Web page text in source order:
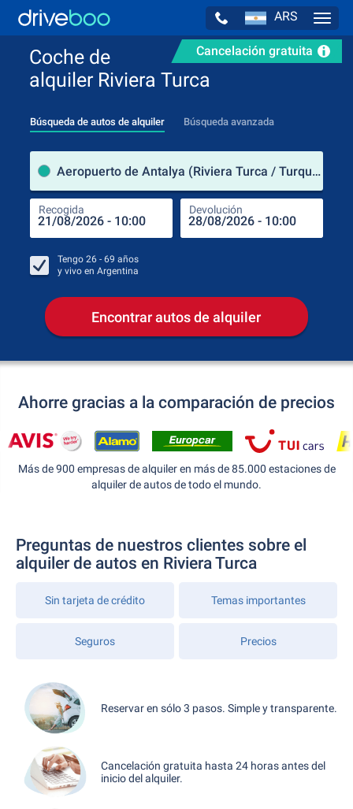
ARS
Cancelación gratuita
Coche de
alquiler Riviera Turca
Búsqueda de autos de alquiler Búsqueda avanzada
Aeropuerto de Antalya (Riviera Turca / Turquía)
Recogida Devolución
Tengo 26 - 69 años
y vivo en Argentina
Encontrar autos de alquiler
Ahorre gracias a la comparación de precios
Más de 900 empresas de alquiler en más de 85.000 estaciones de
alquiler de autos de todo el mundo.
Preguntas de nuestros clientes sobre el
alquiler de autos en Riviera Turca
Sin tarjeta de crédito Temas importantes
Seguros Precios
Reservar en sólo 3 pasos. Simple y transparente.
Cancelación gratuita hasta 24 horas antes del
inicio del alquiler.